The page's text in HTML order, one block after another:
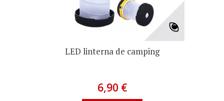
LED linterna de camping
6,90 €